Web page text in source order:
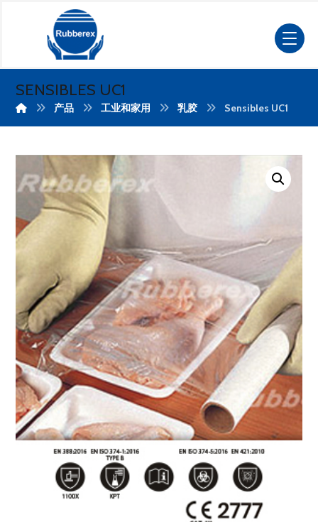
SENSIBLES UC1
产品 工业和家用 乳胶 Sensibles UC1